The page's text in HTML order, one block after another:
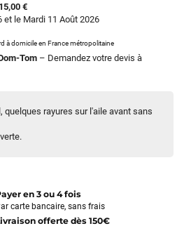
quelques rayures sur l'aile avant sans
€
et le Mardi 11 Août 2026
à domicile en France métropolitaine
Tom – Demandez votre devis à
en 3 ou 4 fois
carte bancaire, sans frais
offerte dès 150€